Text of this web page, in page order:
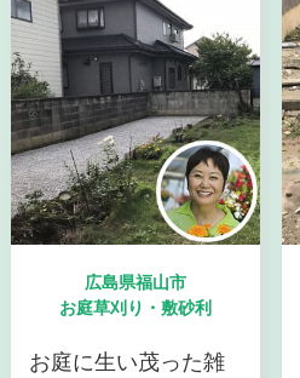
広島県福山市
お庭草刈り・敷砂利
お庭に生い茂った雑